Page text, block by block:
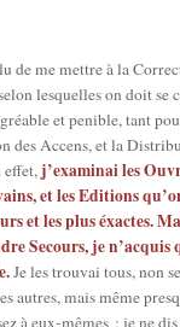
de me mettre à la
les­quelles on doit se
et penible, tant
des Accens, et la
effet, j’examinai les
et les Edi­tions
et les plus éxactes.
Secours, je n’acquis
Je les trou­vai tous, non
autres, mais même
à eux-mêmes ; je ne